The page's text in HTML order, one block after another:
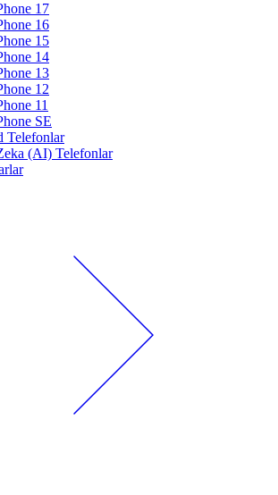
17
16
15
14
13
12
11
SE
Telefonlar
(AI) Telefonlar